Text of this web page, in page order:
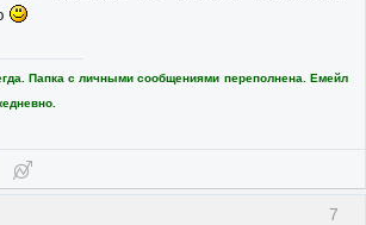
Папка с личными сообщениями переполнена. Емейл
7